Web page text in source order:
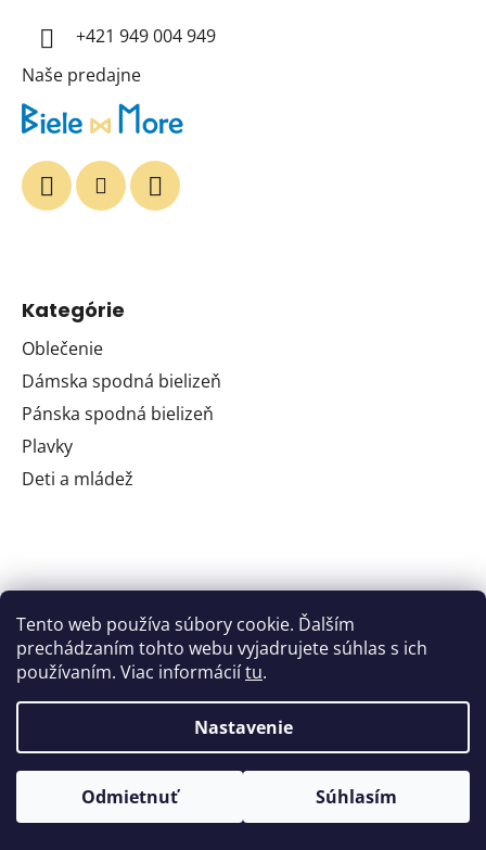
Tento web používa súbory cookie. Ďalším
prechádzaním tohto webu vyjadrujete súhlas s ich
používaním. Viac informáciítu.
Nastavenie
Odmietnuť Súhlasím
+421 949 004 949
Naše predajne
Kategórie
Oblečenie
Dámska spodná bielizeň
Pánska spodná bielizeň
Plavky
Deti a mládež
Informácie pre vás
Kontakt
Naše predajne
Všeobecné obchodné podmienky
Reklamačný poriadok